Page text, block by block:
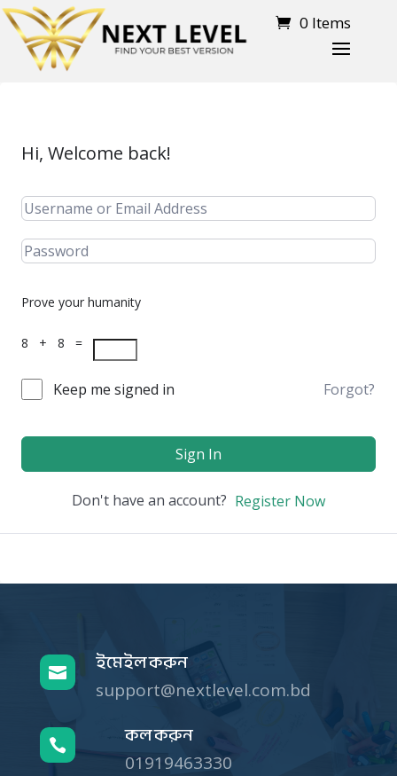
0 Items
Hi, Welcome back!
Prove your humanity
8 + 8 =
Keep me signed in Forgot?
Sign In
Don't have an account? Register Now
 ইমেইল করুন
support@nextlevel.com.bd
 কল করুন
01919463330